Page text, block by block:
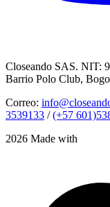
Closeando SAS. NIT:
Barrio Polo Club,
Correo:
3539133 /(+57
2026 Made with